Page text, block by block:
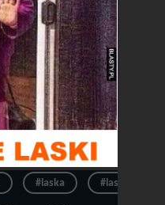
#laska #laski